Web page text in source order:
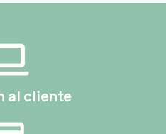
al cliente